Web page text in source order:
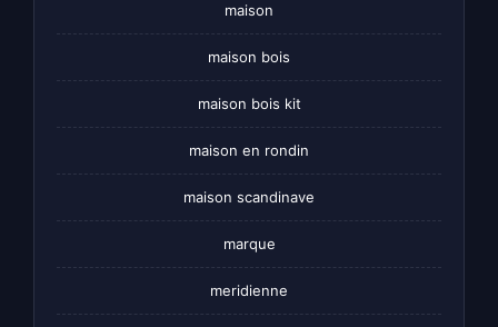
maison
maison bois
maison bois kit
maison en rondin
maison scandinave
marque
meridienne